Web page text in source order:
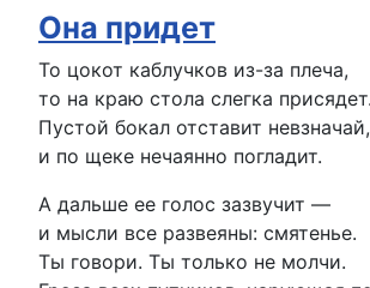
Она придет
То цокот каблучков из-за плеча,
то на краю стола слегка присядет.
Пустой бокал отставит невзначай,
и по щеке нечаянно погладит.
А дальше ее голос зазвучит —
и мысли все развеяны: смятенье.
Ты говори. Ты только не молчи.